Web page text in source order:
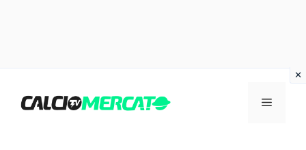
contenuto
Menu